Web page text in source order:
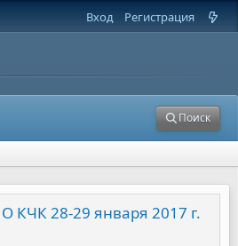
Вход Регистрация
Поиск
КЧК 28-29 января 2017 г.